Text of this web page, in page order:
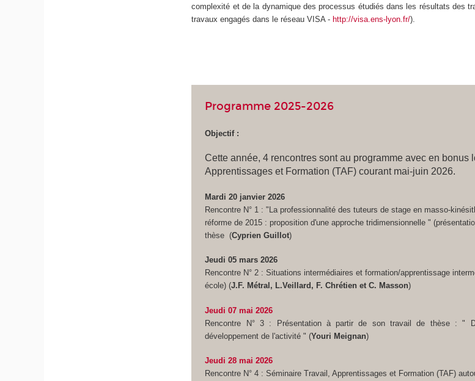
complexité et de la dynamique des processus étudiés dans les résultats des
travaux engagés dans le réseau VISA -http://visa.ens-lyon.fr/).
Programme 2025-2026
Objectif :
Cette année, 4 rencontres sont au programme avec en bonus
Apprentissages et Formation (TAF) courant mai-juin 2026.
Mardi 20 janvier 2026
Rencontre N° 1 : "La professionnalité des tuteurs de stage en masso-
réforme de 2015 : proposition d'une approche tridimensionnelle "
thèse (Cyprien Guillot)
Jeudi 05 mars 2026
Rencontre N° 2 :Situations intermédiaires et formation/apprentissage
école) (J.F. Métral, L.Veillard, F. Chrétien et C. Masson)
Jeudi 07 mai 2026
Rencontre N° 3 : Présentation à partir de son travail de thèse : "
développement de l'activité " (Youri Meignan)
Jeudi 28 mai 2026
Rencontre N° 4 : Séminaire Travail, Apprentissages et Formation (TAF)